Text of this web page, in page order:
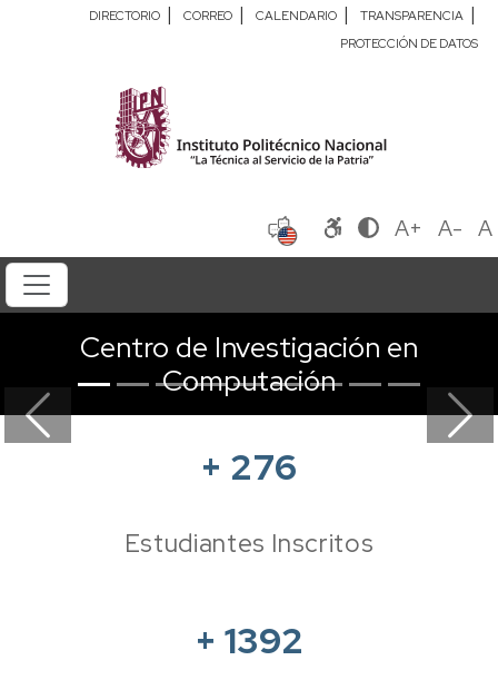
DIRECTORIO | CORREO | CALENDARIO | TRANSPARENCIA |
PROTECCIÓN DE DATOS
A+ A- A
Centro de Investigación en
Computación
Previous Next
+ 276
Estudiantes Inscritos
+ 1392